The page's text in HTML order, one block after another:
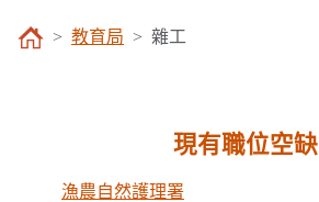
教育局 雜工
現有職位空缺
漁農自然護理署